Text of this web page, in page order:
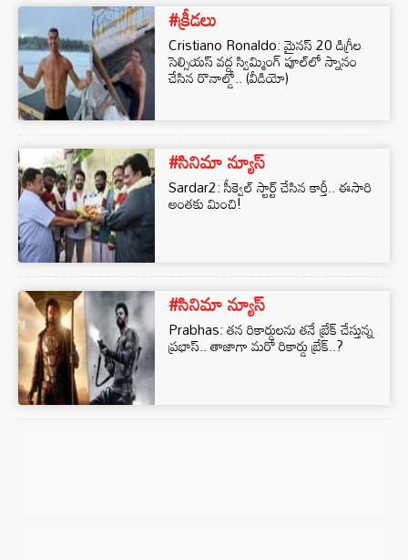
#క్రీడలు
Cristiano Ronaldo: మైనస్ 20 డిగ్రీల
సెల్సియస్ వద్ద స్విమ్మింగ్ పూల్‌లో స్నానం
చేసిన రొనాల్డో.. (వీడియో)
#సినిమా న్యూస్
Sardar2: సీక్వెల్ స్టార్ట్ చేసిన కార్తీ.. ఈసారి
అంతకు మించి!
#సినిమా న్యూస్
Prabhas: తన రికార్డులను తనే బ్రేక్ చేస్తున్న
ప్రభాస్.. తాజాగా మరో రికార్డు బ్రేక్..?